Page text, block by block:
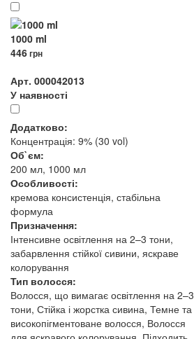
1000 ml
446грн
Арт. 000042013
У наявності
Додатково:
Концентрація: 9% (30 vol)
Об`єм:
200 мл, 1000 мл
Особливості:
кремова консистенція, стабільна
формула
Призначення:
Інтенсивне освітлення на 2–3 тони,
забарвлення стійкої сивини, яскраве
колорування
Тип волосся:
Волосся, що вимагає освітлення на 2–3
тони, Стійка і жорстка сивина, Темне та
високопігментоване волосся, Волосся